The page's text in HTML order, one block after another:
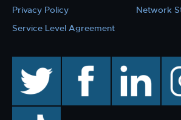
Privacy Policy
Service Level Agreement
Network
facebook linkedin
TikTok